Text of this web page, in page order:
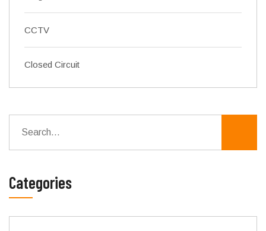
CCTV
Closed Circuit
Categories